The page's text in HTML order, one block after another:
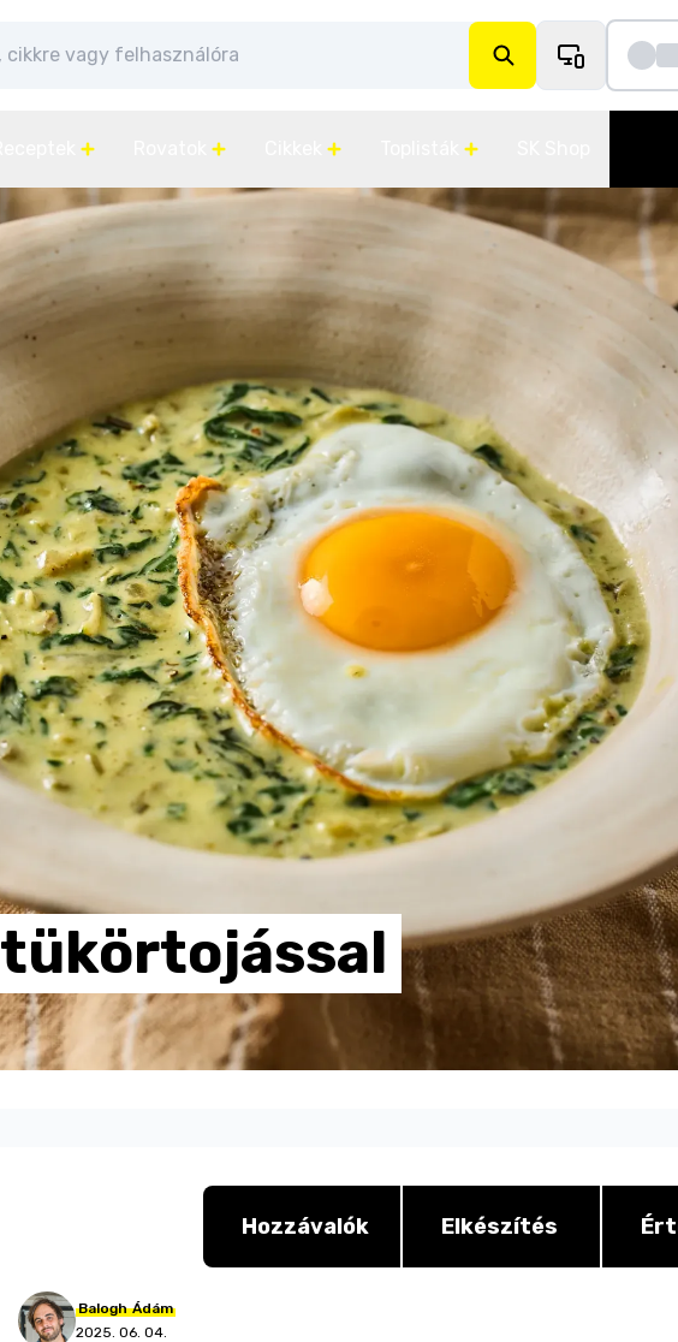
tükörtojással
Hozzávalók Elkészítés
Balogh Ádám
2025. 06. 04.